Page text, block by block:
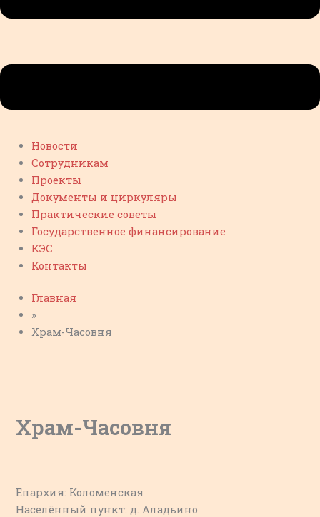
Новости
Сотрудникам
Проекты
Документы и циркуляры
Практические советы
Государственное финансирование
КЭС
Контакты
Главная
»
Храм-Часовня
Храм-Часовня
Епархия: Коломенская
Населённый пункт: д. Аладьино